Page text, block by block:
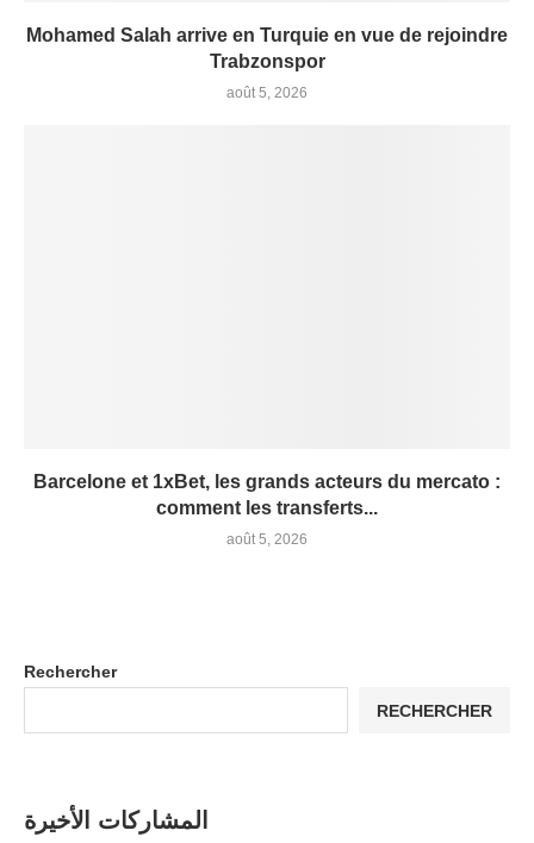
Mohamed Salah arrive en Turquie en vue de rejoindre
Trabzonspor
août 5, 2026
Barcelone et 1xBet, les grands acteurs du mercato :
comment les transferts...
août 5, 2026
Rechercher
RECHERCHER
المشاركات الأخيرة